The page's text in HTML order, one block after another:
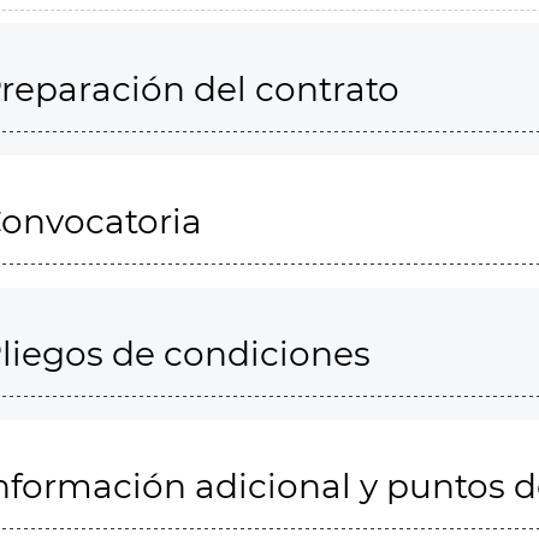
del contrato
de condiciones
adicional y puntos